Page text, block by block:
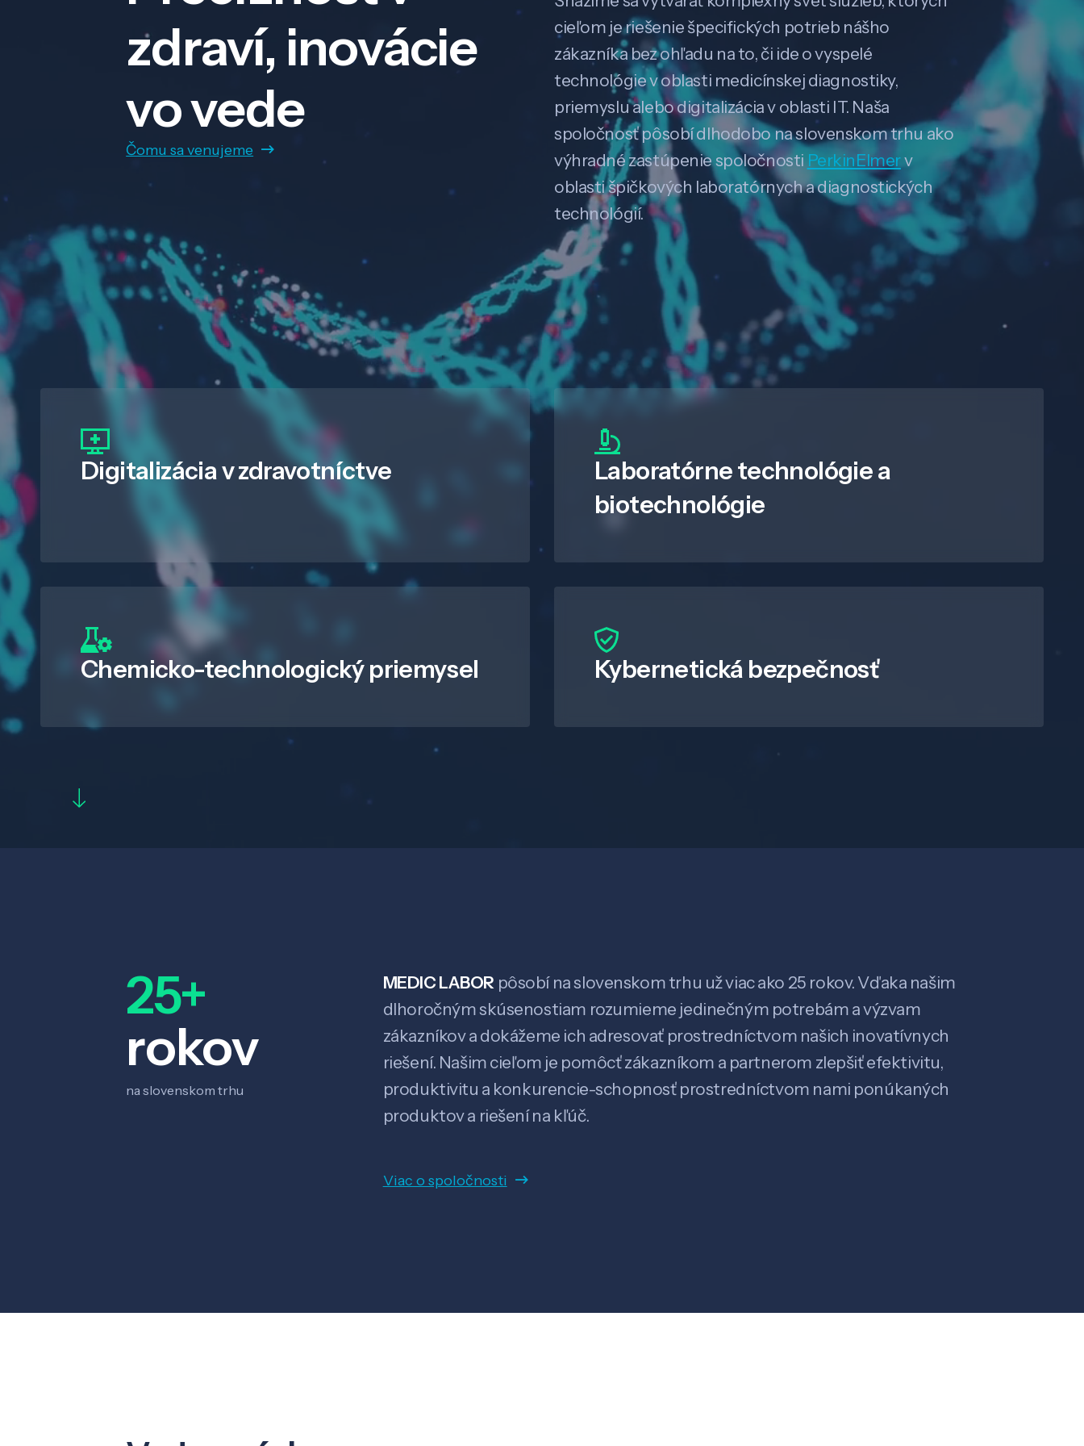
zdraví, inovácie
vo vede
Čomu sa venujeme
cieľom je riešenie špecifických potrieb nášho
zákazníka bez ohľadu na to, či ide o vyspelé
technológie v oblasti medicínskej diagnostiky,
priemyslu alebo digitalizácia v oblasti IT. Naša
spoločnosť pôsobí dlhodobo na slovenskom trhu ako
výhradné zastúpenie spoločnostiPerkinElmerv
oblasti špičkových laboratórnych a diagnostických
technológií.
Digitalizáciav zdravotníctve
Laboratórne technológie a
biotechnológie
Chemicko-technologický priemysel Kybernetická bezpečnosť
25+
rokov
na slovenskom trhu
MEDIC LABOR pôsobí na slovenskom trhu už viac ako 25 rokov. Vďaka našim
dlhoročným skúsenostiam rozumieme jedinečným potrebám a výzvam
zákazníkov a dokážeme ich adresovať prostredníctvom našich inovatívnych
riešení. Našim cieľom je pomôcť zákazníkom a partnerom zlepšiť efektivitu,
produktivitu a konkurencie-schopnosť prostredníctvom nami ponúkaných
produktov a riešení na kľúč.
Viac o spoločnosti